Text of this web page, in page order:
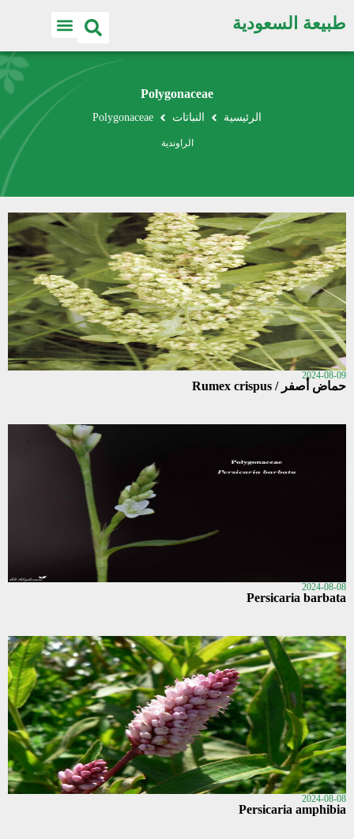
طبيعة السعودية
Polygonaceae
الرئيسية النباتات Polygonaceae
الراوندية
2024-08-09
حماض أصفر / Rumex crispus
2024-08-08
Persicaria barbata
2024-08-08
Persicaria amphibia